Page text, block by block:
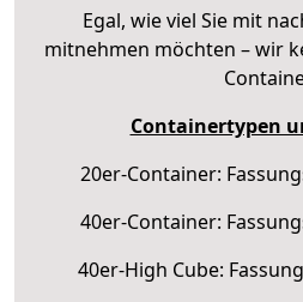
Egal, wie viel Sie mit
mitnehmen möchten – wir
Containertypen
20er-Container:
40er-Container:
40er-High Cube: